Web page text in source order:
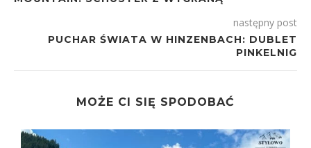
następny post
PUCHAR ŚWIATA W HINZENBACH: DUBLET
PINKELNIG
MOŻE CI SIĘ SPODOBAĆ